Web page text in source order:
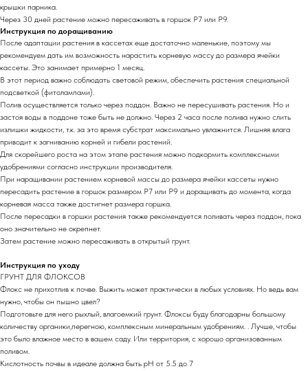
крышки парника.
Через 30 дней растение можно пересаживать в горшок Р7 или Р9.
Инструкция по доращиванию
После адаптации растения в кассетах еще достаточно маленькие, поэтому мы
рекомендуем дать им возможность нарастить корневую массу до размера ячейки
кассеты. Это занимает примерно 1 месяц.
В этот период важно соблюдать световой режим, обеспечить растения специальной
подсветкой (фитолампами).
Полив осуществляется только через поддон. Важно не пересушивать растения. Но и
застоя воды в поддоне тоже быть не должно. Через 2 часа после полива нужно слить
излишки жидкости, т.к. за это время субстрат максимально увлажнится. Лишняя влага
приводит к загниванию корней и гибели растений.
Для скорейшего роста на этом этапе растения можно подкормить комплексными
удобрениями согласно инструкции производителя.
При наращивании растением корневой массы до размера ячейки кассеты нужно
пересадить растение в горшок размером Р7 или Р9 и доращивать до момента, когда
корневая масса также достигнет размера горшка.
После пересадки в горшки растения также рекомендуется поливать через поддон, пока
оно значительно не окрепнет.
Затем растение можно пересаживать в открытый грунт.
Инструкция по уходу
ГРУНТ ДЛЯ ФЛОКСОВ
Флокс не прихотлив к почве. Выжить может практически в любых условиях. Но ведь вам
нужно, чтобы он пышно цвел?
Подготовьте для него рыхлый, влагоемкий грунт. Флоксы буду благодарны большому
количеству органики,перегною, комплексным минеральным удобрениям. . Лучше, чтобы
это было влажное место в вашем саду. Или территория, с хорошо организованным
поливом.
Кислотность почвы в идеале должна быть pH от 5.5 до 7